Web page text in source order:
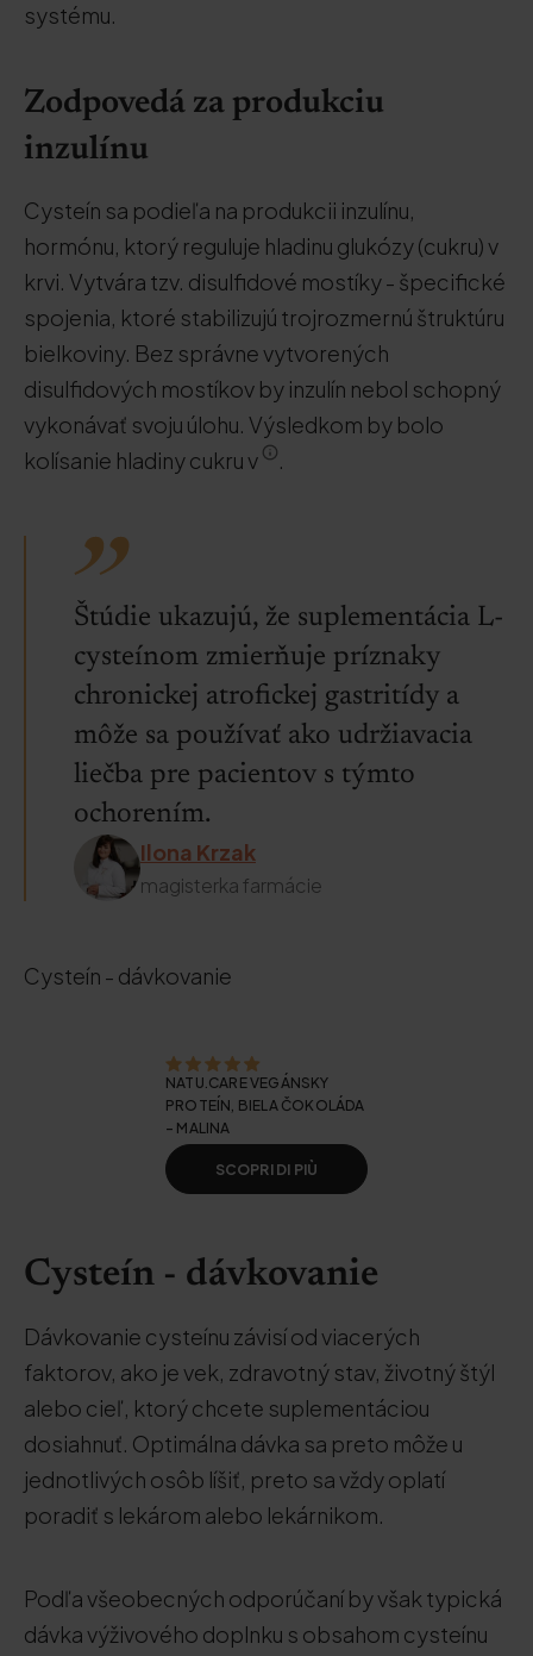
systému.
Zodpovedá za produkciu
inzulínu
Cysteín sa podieľa na produkcii inzulínu,
hormónu, ktorý reguluje hladinu glukózy (cukru) v
krvi. Vytvára tzv. disulfidové mostíky - špecifické
spojenia, ktoré stabilizujú trojrozmernú štruktúru
bielkoviny. Bez správne vytvorených
disulfidových mostíkov by inzulín nebol schopný
vykonávať svoju úlohu. Výsledkom by bolo
kolísanie hladiny cukru v
.
Štúdie ukazujú, že suplementácia L-
cysteínom zmierňuje príznaky
chronickej atrofickej gastritídy a
môže sa používať ako udržiavacia
liečba pre pacientov s týmto
ochorením.
Ilona Krzak
magisterka farmácie
Cysteín - dávkovanie
NATU.CARE VEGÁNSKY
PROTEÍN, BIELA ČOKOLÁDA
- MALINA
SCOPRI DI PIÙ
Cysteín - dávkovanie
Dávkovanie cysteínu závisí od viacerých
faktorov, ako je vek, zdravotný stav, životný štýl
alebo cieľ, ktorý chcete suplementáciou
dosiahnuť. Optimálna dávka sa preto môže u
jednotlivých osôb líšiť, preto sa vždy oplatí
poradiť s lekárom alebo lekárnikom.
Podľa všeobecných odporúčaní by však typická
dávka výživového doplnku s obsahom cysteínu